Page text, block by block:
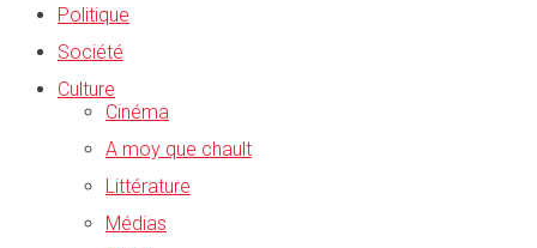
Politique
Société
Culture
Cinéma
A moy que chault
Littérature
Médias